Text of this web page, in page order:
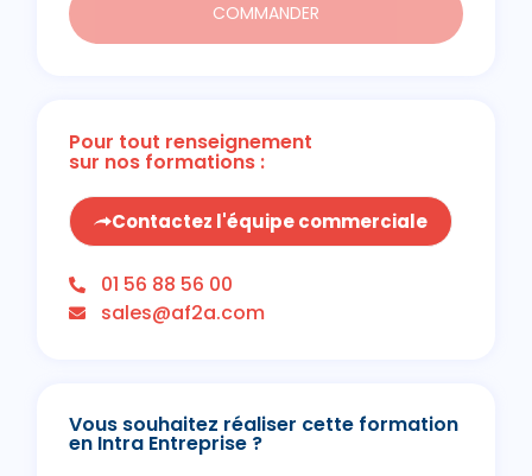
COMMANDER
Pour tout renseignement
sur nos formations :
Contactez l'équipe commerciale
01 56 88 56 00
sales@af2a.com
Vous souhaitez réaliser cette formation
en Intra Entreprise ?